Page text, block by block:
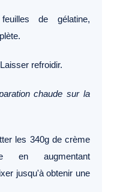
de gélatine,
refroidir.
chaude sur la
les 340g de crème
en augmentant
jusqu'à obtenir une